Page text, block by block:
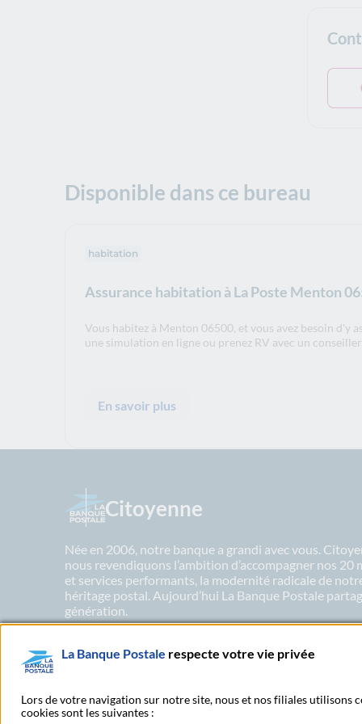
Disponible dans ce bureau
Assurance habitation à La Poste Menton
habitation
Vous habitez à Menton 06500, et vous avez besoin d'y
une simulation en ligne ou prenez RV avec un
En savoir plus
Citoyenne
Née en 2006, notre banque a grandi avec vous.
nous revendiquons l’ambition d’accompagner nos
et services performants, la modernité radicale de
héritage postal. Aujourd’hui La Banque Postale
génération.
En savoir plus sur nos engagements
La Banque Postale respecte votre vie privée
Lors de votre navigation sur notre site, nous et nos filiales utilisons
cookies sont les suivantes :